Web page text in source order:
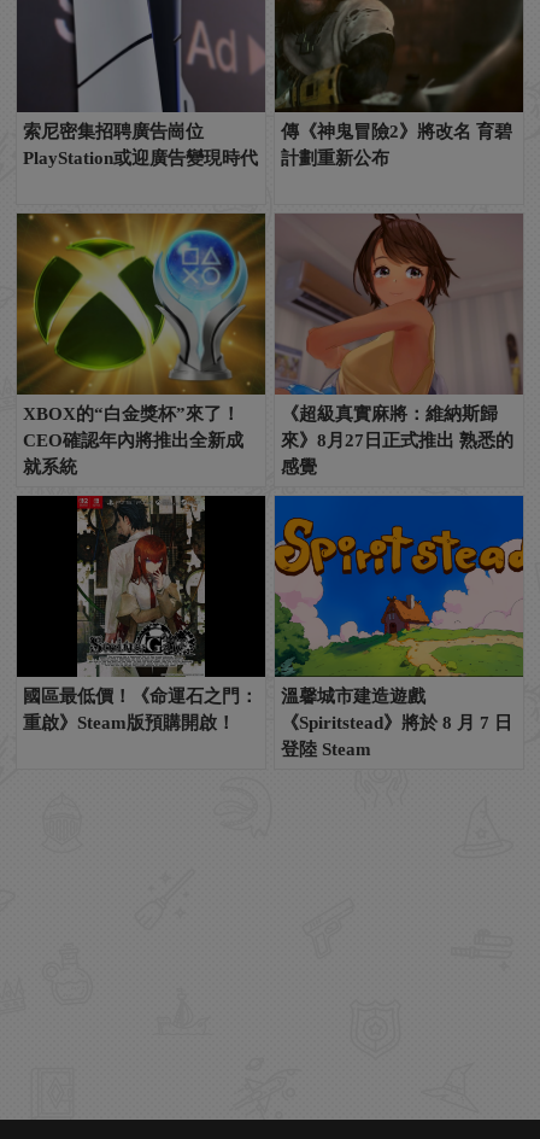
索尼密集招聘廣告崗位
PlayStation或迎廣告變現時代
傳《神鬼冒險2》將改名 育碧
計劃重新公布
XBOX的“白金獎杯”來了！
CEO確認年內將推出全新成
就系統
《超級真實麻將：維納斯歸
來》8月27日正式推出 熟悉的
感覺
國區最低價！《命運石之門：
重啟》Steam版預購開啟！
溫馨城市建造遊戲
《Spiritstead》將於 8 月 7 日
登陸 Steam